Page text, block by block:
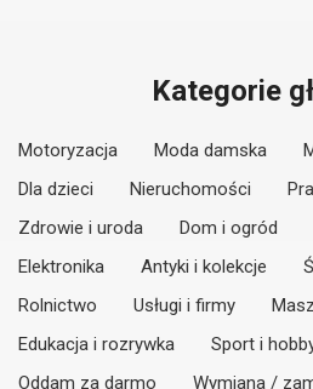
Kategorie
Motoryzacja Moda damska
Dla dzieci
Nieruchomości
Zdrowie i uroda
Dom i ogród
Elektronika
Antyki i kolekcje
Rolnictwo
Usługi i firmy
Edukacja i rozrywka
Sport i
Oddam za darmo
Wymiana /